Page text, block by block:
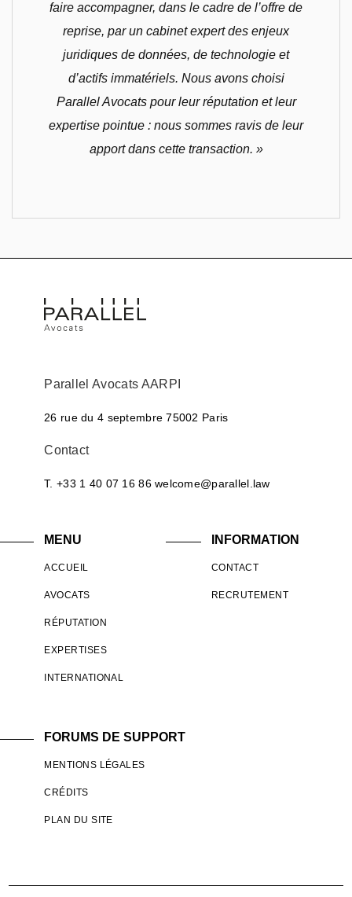
faire accompagner, dans le cadre de l’offre de
reprise, par un cabinet expert des enjeux
juridiques de données, de technologie et
d’actifs immatériels. Nous avons choisi
Parallel Avocats pour leur réputation et leur
expertise pointue : nous sommes ravis de leur
apport dans cette transaction. »
Parallel Avocats AARPI
26 rue du 4 septembre 75002 Paris
Contact
T. +33 1 40 07 16 86 welcome@parallel.law
MENU
ACCUEIL
AVOCATS
RÉPUTATION
EXPERTISES
INTERNATIONAL
INFORMATION
CONTACT
RECRUTEMENT
FORUMS DE SUPPORT
MENTIONS LÉGALES
CRÉDITS
PLAN DU SITE